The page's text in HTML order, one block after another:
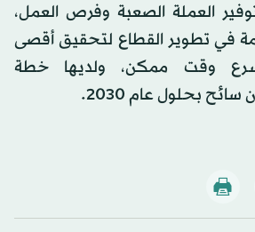
العملة الصعبة وفرص العمل،
في تطوير القطاع لتحقيق أقصى
وقت ممكن، ولديها خطة